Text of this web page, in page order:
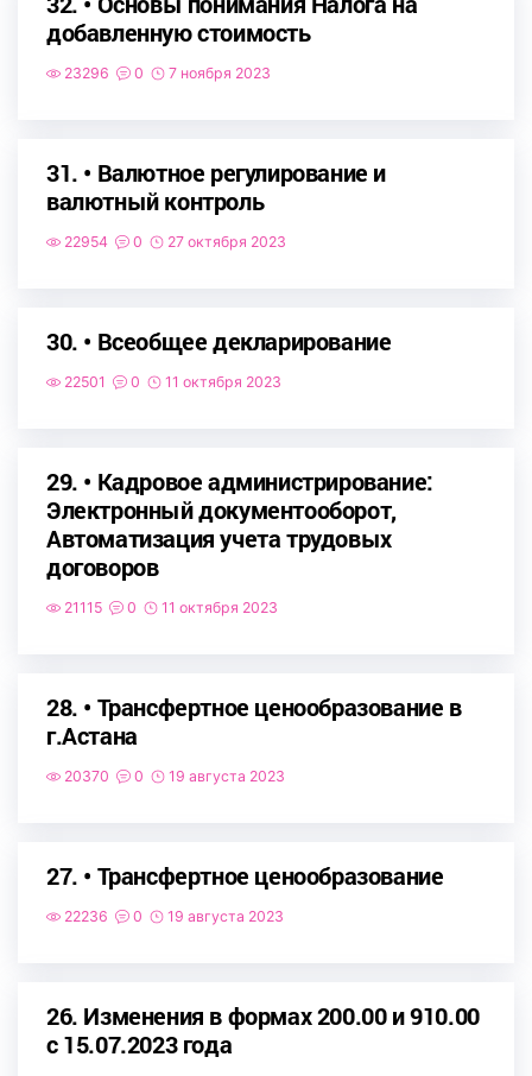
добавленную стоимость
23296 0 7 ноября 2023
31. • Валютное регулирование и
валютный контроль
22954 0 27 октября 2023
30. • Всеобщее декларирование
22501 0 11 октября 2023
29. • Кадровое администрирование:
Электронный документооборот,
Автоматизация учета трудовых
договоров
21115 0 11 октября 2023
28. • Трансфертное ценообразование в
г.Астана
20370 0 19 августа 2023
27. • Трансфертное ценообразование
22236 0 19 августа 2023
26. Изменения в формах 200.00 и 910.00
с 15.07.2023 года